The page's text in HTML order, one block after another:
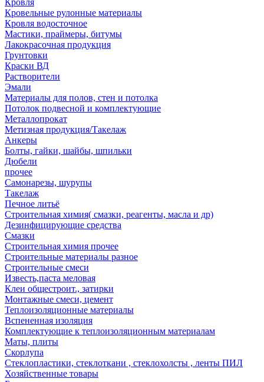
Кровля
Кровельные рулонные материалы
Кровля водосточное
Мастики, праймеры, битумы
Лакокрасочная продукция
Грунтовки
Краски ВД
Растворители
Эмали
Материалы для полов, стен и потолка
Потолок подвесной и комплектующие
Металлопрокат
Метизная продукция/Такелаж
Анкеры
Болты, гайки, шайбы, шпильки
Дюбели
прочее
Самонарезы, шурупы
Такелаж
Печное литьё
Строительная химия( смазки, реагенты, масла и др)
Дезинфицирующие средства
Смазки
Строительная химия прочее
Строительные материалы разное
Строительные смеси
Известь,паста меловая
Клеи общестроит., затирки
Монтажные смеси, цемент
Теплоизоляционные материалы
Вспененная изоляция
Комплектующие к теплоизоляционным материалам
Маты, плиты
Скорлупа
Стеклопластики, стеклоткани , стеклохолсты , ленты ПИЛ
Хозяйственные товары